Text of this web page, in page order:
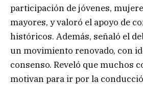
participación de jóvenes,
mayores, y valoró el apoyo de
históricos. Además, señaló el
un movimiento renovado, con
consenso. Reveló que muchos
motivan para ir por la